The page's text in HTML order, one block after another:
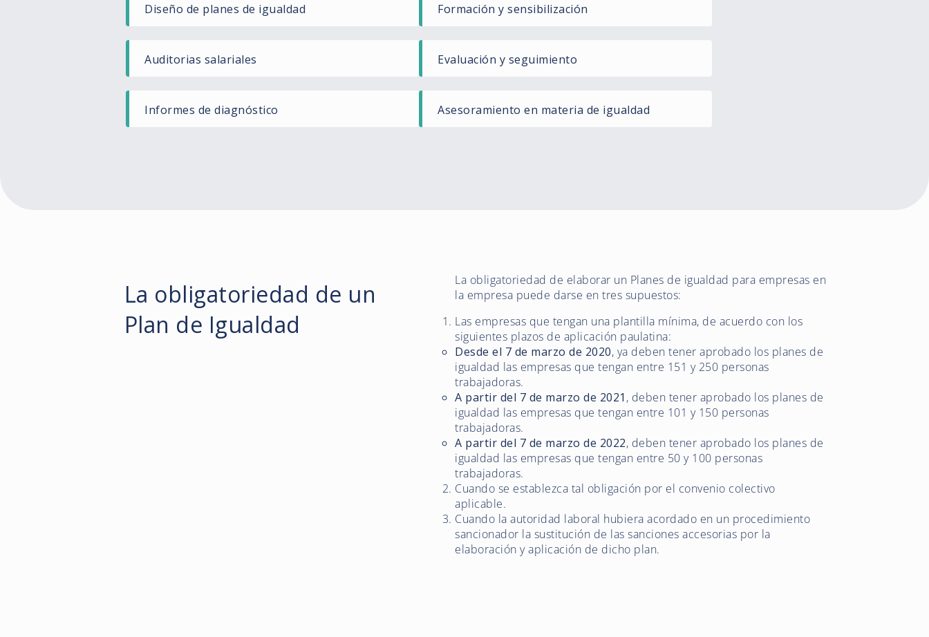
Diseño de planes de igualdad​ Formación y sensibilización
Auditorias salariales ​ Evaluación y seguimiento​
Informes de diagnóstico ​ Asesoramiento en materia de igualdad
La obligatoriedad de un
Plan de Igualdad
La obligatoriedad de elaborar un Planes de igualdad para empresas en
la empresa puede darse en tres supuestos:
Las empresas que tengan una plantilla mínima, de acuerdo con los
siguientes plazos de aplicación paulatina:
Desde el 7 de marzo de 2020, ya deben tener aprobado los planes de
igualdad las empresas que tengan entre 151 y 250 personas
trabajadoras.
A partir del 7 de marzo de 2021 , deben tener aprobado los planes de
igualdad las empresas que tengan entre 101 y 150 personas
trabajadoras.
A partir del 7 de marzo de 2022, deben tener aprobado los planes de
igualdad las empresas que tengan entre 50 y 100 personas
trabajadoras.
Cuando se establezca tal obligación por el convenio colectivo
aplicable.
Cuando la autoridad laboral hubiera acordado en un procedimiento
sancionador la sustitución de las sanciones accesorias por la
elaboración y aplicación de dicho plan.